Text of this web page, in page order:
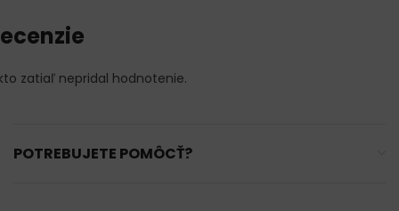
zatiaľ nepridal hodnotenie.
POTREBUJETE POMÔCŤ?